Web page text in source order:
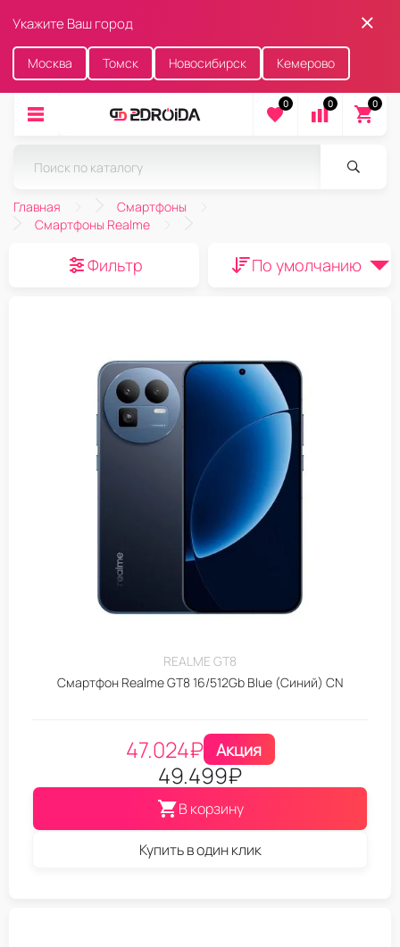
Укажите Ваш город
Москва Томск Новосибирск Кемерово
0 0 0
Главная
Смартфоны
Смартфоны Realme
Фильтр По умолчанию
REALME GT8
Смартфон Realme GT8 16/512Gb Blue (Синий) CN
47.024₽ Акция
49.499₽
В корзину
Купить в один клик